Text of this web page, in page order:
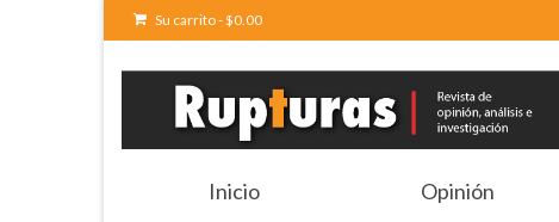
Su carrito-$0.00
Inicio Opinión